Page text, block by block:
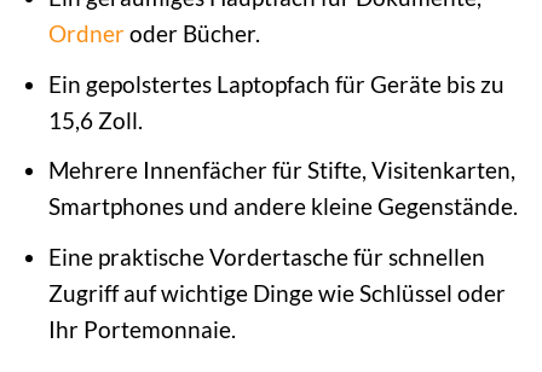
Ordneroder Bücher.
Ein gepolstertes Laptopfach für Geräte bis zu
15,6 Zoll.
Mehrere Innenfächer für Stifte, Visitenkarten,
Smartphones und andere kleine Gegenstände.
Eine praktische Vordertasche für schnellen
Zugriff auf wichtige Dinge wie Schlüssel oder
Ihr Portemonnaie.